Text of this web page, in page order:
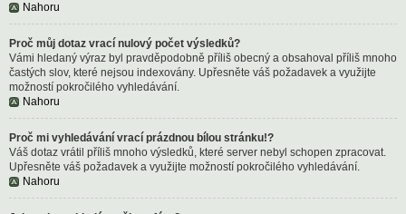
Nahoru
Proč můj dotaz vrací nulový počet výsledků?
Vámi hledaný výraz byl pravděpodobně příliš obecný a obsahoval příliš mnoho
častých slov, které nejsou indexovány. Upřesněte váš požadavek a využijte
možností pokročilého vyhledávání.
Nahoru
Proč mi vyhledávání vrací prázdnou bílou stránku!?
Váš dotaz vrátil příliš mnoho výsledků, které server nebyl schopen zpracovat.
Upřesněte váš požadavek a využijte možností pokročilého vyhledávání.
Nahoru